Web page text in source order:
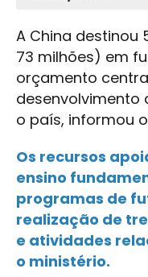
A China destinou
73 milhões) em
orçamento
desenvolvimento
o país, informou
Os recursos
ensino
programas de
realização de
e atividades
o ministério.